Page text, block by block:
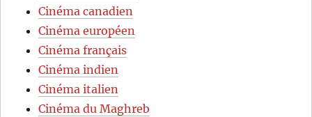
Cinéma canadien
Cinéma européen
Cinéma français
Cinéma indien
Cinéma italien
Cinéma du Maghreb